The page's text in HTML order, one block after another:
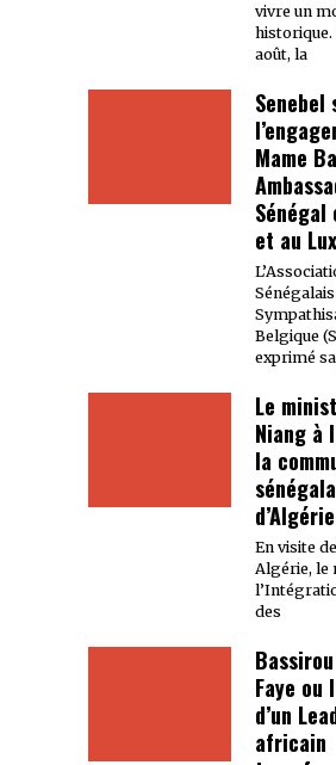
vivre un
historique.
août, la
Senebel
Mame
Sénégal
et au
Belgique
exprimé
Le
Niang à
la
d’Algérie
En visite
Algérie, le
des
Faye ou
d’un
africain